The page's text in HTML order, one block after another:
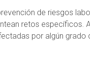
de riesgos
retos específicos.
por algún grado